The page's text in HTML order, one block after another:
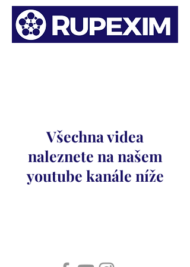
Všechna videa
naleznete na našem
youtube kanále níže